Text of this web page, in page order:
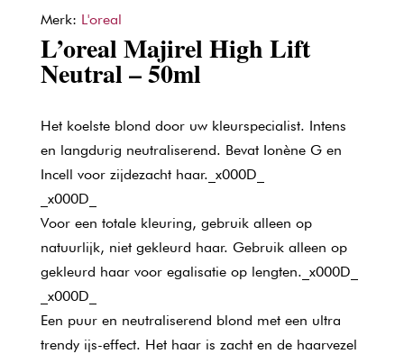
Merk: L'oreal
L’oreal Majirel High Lift
Neutral – 50ml
Het koelste blond door uw kleurspecialist. Intens
en langdurig neutraliserend. Bevat Ionène G en
Incell voor zijdezacht haar._x000D_
_x000D_
Voor een totale kleuring, gebruik alleen op
natuurlijk, niet gekleurd haar. Gebruik alleen op
gekleurd haar voor egalisatie op lengten._x000D_
_x000D_
Een puur en neutraliserend blond met een ultra
trendy ijs-effect. Het haar is zacht en de haarvezel